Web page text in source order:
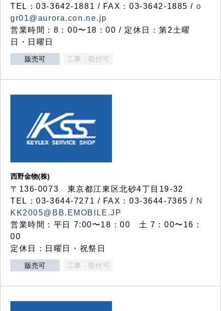
TEL：03-3642-1881 / FAX：03-3642-1885 / o
gr01@aurora.con.ne.jp
営業時間：8：00〜18：00 / 定休日：第2土曜
日・日曜日
販売可 工事・取付可
西野金物(株)
〒136-0073 東京都江東区北砂4丁目19-32
TEL：03‐3644‐7271 / FAX：03-3644-7365 / N
KK2005@BB.EMOBILE.JP
営業時間：平日 7:00〜18：00 土 7：00〜16：
00
定休日：日曜日・祝祭日
販売可 工事・取付可